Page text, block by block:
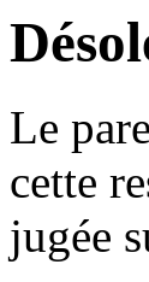
Le
cette
jugée